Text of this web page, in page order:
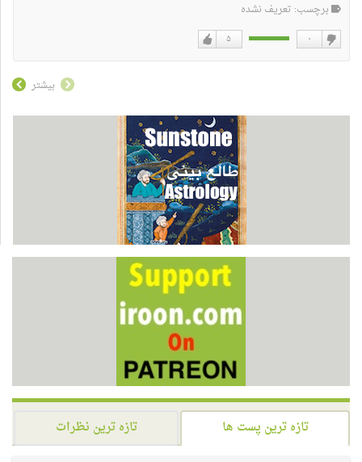
برچسب: تعریف نشده
۵ ۰
بیشتر
تازه ترین پست ها
تازه ترین نظرات